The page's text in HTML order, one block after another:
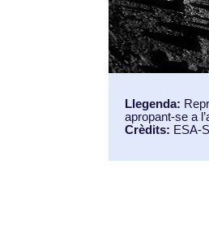
Llegenda:
apropant-se a
Crèdits: ESA-